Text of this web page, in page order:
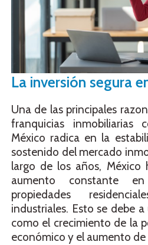
La inversión segura
Una de las principales
franquicias inmobiliarias
México radica en la
sostenido del mercado
largo de los años, México
aumento constante
propiedades
industriales. Esto se debe
como el crecimiento de la
económico y el aumento de